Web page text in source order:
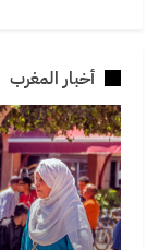
أخبار المغرب